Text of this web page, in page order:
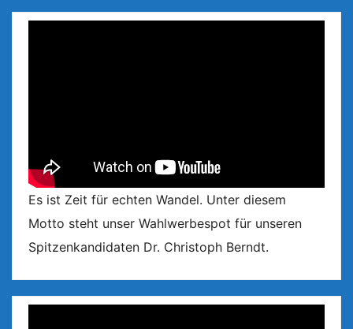
Es ist Zeit für echten Wandel. Unter diesem
Motto steht unser Wahlwerbespot für unseren
Spitzenkandidaten Dr. Christoph Berndt.